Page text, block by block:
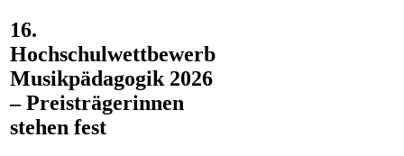
16.
Hochschulwettbewerb
Musikpädagogik 2026
– Preisträgerinnen
stehen fest